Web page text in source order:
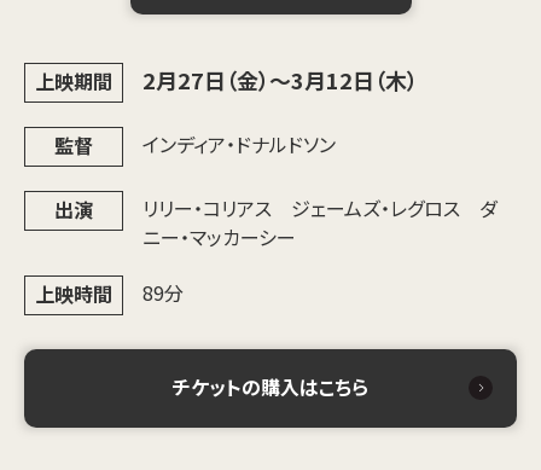
上映期間 2月27日（金）～3月12日（木）
監督 インディア・ドナルドソン
出演
リリー・コリアス ジェームズ・レグロス ダ
ニー・マッカーシー
上映時間
89分
チケットの購入はこちら